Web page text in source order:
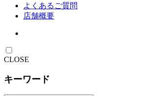
よくあるご質問
店舗概要
CLOSE
キーワード